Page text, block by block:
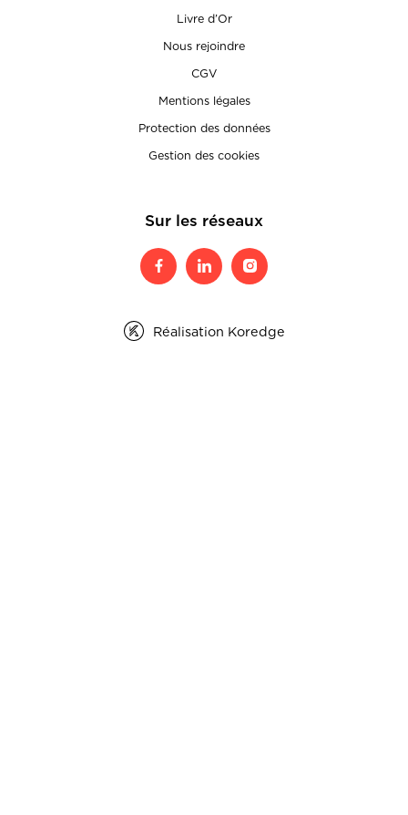
Livre d’Or
Nous rejoindre
CGV
Mentions légales
Protection des données
Gestion des cookies
Sur les réseaux
Réalisation Koredge